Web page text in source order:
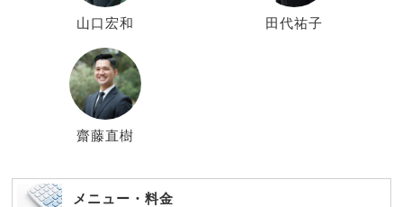
山口宏和 田代祐子
齋藤直樹
メニュー・料金